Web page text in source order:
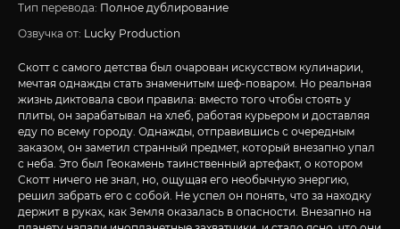
Тип перевода: Полное дублирование
Озвучка от: Lucky Production
Скотт с самого детства был очарован искусством кулинарии,
мечтая однажды стать знаменитым шеф-поваром. Но реальная
жизнь диктовала свои правила: вместо того чтобы стоять у
плиты, он зарабатывал на хлеб, работая курьером и доставляя
еду по всему городу. Однажды, отправившись с очередным
заказом, он заметил странный предмет, который внезапно упал
с неба. Это был Геокамень таинственный артефакт, о котором
Скотт ничего не знал, но, ощущая его необычную энергию,
решил забрать его с собой. Не успел он понять, что за находку
держит в руках, как Земля оказалась в опасности. Внезапно на